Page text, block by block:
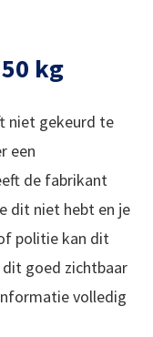
kg
niet gekeurd te
een
de fabrikant
dit niet hebt en je
politie kan dit
dit goed zichtbaar
volledig